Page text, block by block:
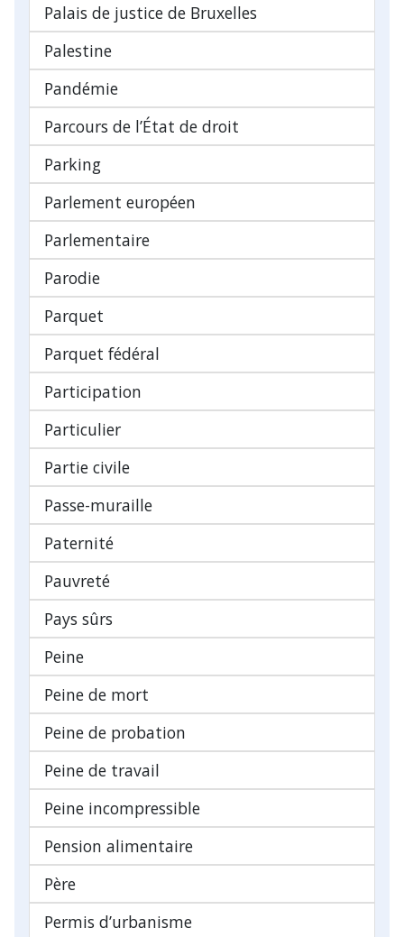
Palais de justice de Bruxelles
Palestine
Pandémie
Parcours de l’État de droit
Parking
Parlement européen
Parlementaire
Parodie
Parquet
Parquet fédéral
Participation
Particulier
Partie civile
Passe-muraille
Paternité
Pauvreté
Pays sûrs
Peine
Peine de mort
Peine de probation
Peine de travail
Peine incompressible
Pension alimentaire
Père
Permis d’urbanisme